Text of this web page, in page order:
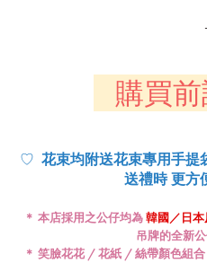
購買
♡ 花束均附送花束專用手提
送禮時 更方
＊ 本店採用之公仔均為韓國／日本
吊牌的全新
＊ 笑臉花花 / 花紙 / 絲帶顏色組合